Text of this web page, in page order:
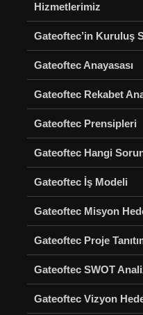
Hizmetlerimiz
Gateoftec’in Kuruluş
Gateoftec Anayasası
Gateoftec Rekabet
Gateoftec Prensipleri
Gateoftec Hangi
Gateoftec İş Modeli
Gateoftec Misyon
Gateoftec Proje
Gateoftec SWOT
Gateoftec Vizyon